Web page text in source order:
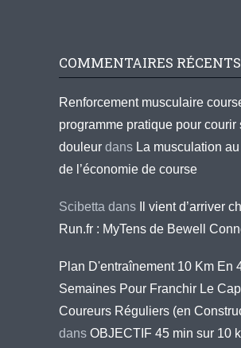
COMMENTAIRES RÉCENTS
Renforcement musculaire
programme pratique pour courir
douleur dans La musculation
de l’économie de course
Scibetta dans
Il vient d’arriver
Run.fr : MyTens de Bewell
Plan D'entraînement 10 Km En
Semaines Pour Franchir Le
Coureurs Réguliers (en
dans OBJECTIF 45 min sur 10